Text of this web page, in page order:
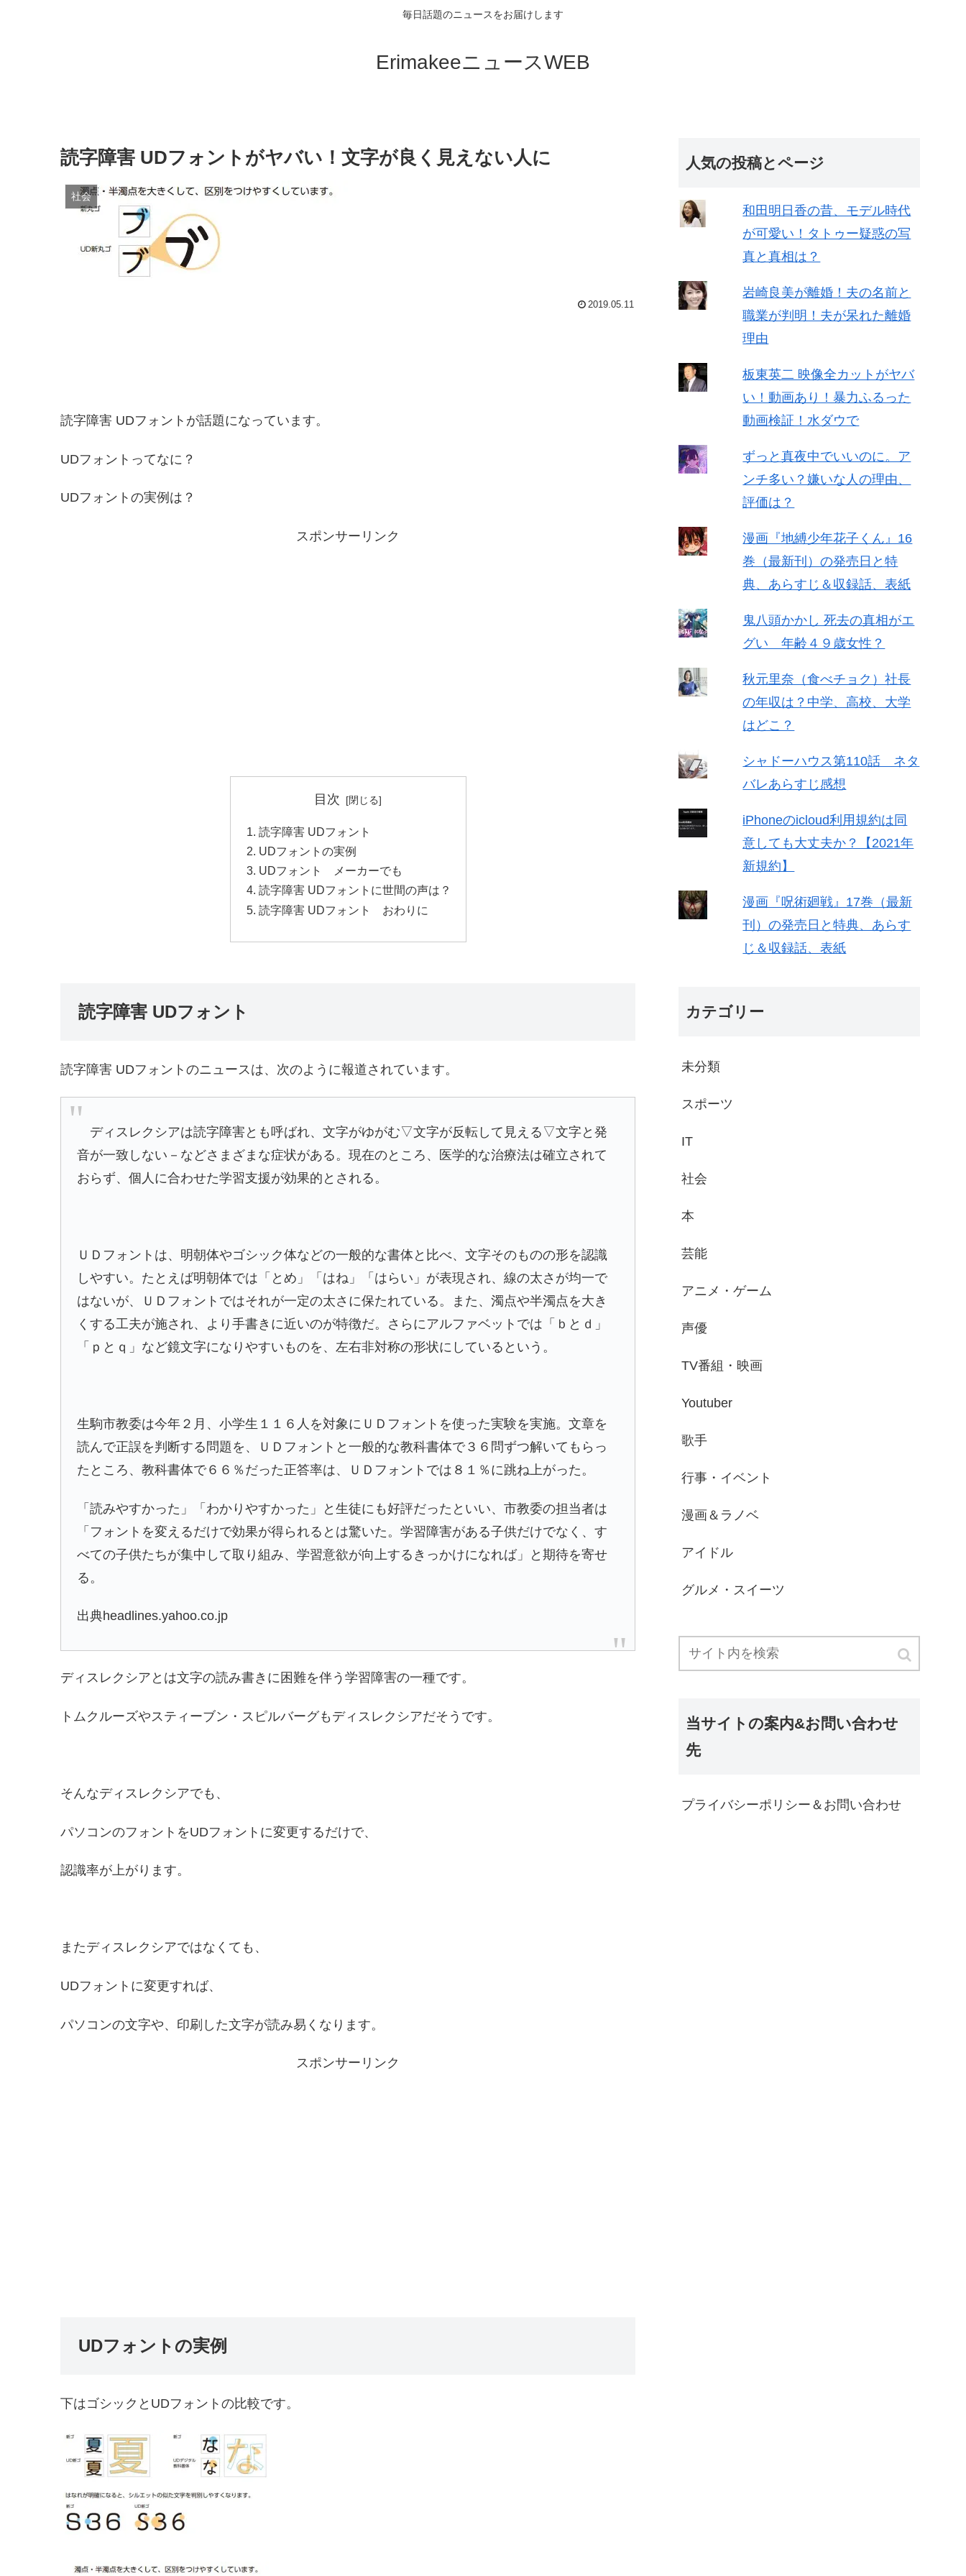
毎日話題のニュースをお届けします
ErimakeeニュースWEB
読字障害 UDフォントがヤバい！文字が良く見えない人に
社会
2019.05.11
読字障害 UDフォントが話題になっています。
UDフォントってなに？
UDフォントの実例は？
スポンサーリンク
目次
読字障害 UDフォント
UDフォントの実例
UDフォント メーカーでも
読字障害 UDフォントに世間の声は？
読字障害 UDフォント おわりに
読字障害 UDフォント
読字障害 UDフォントのニュースは、次のように報道されています。
ディスレクシアは読字障害とも呼ばれ、文字がゆがむ▽文字が反転して見える▽文字と発
音が一致しない－などさまざまな症状がある。現在のところ、医学的な治療法は確立されて
おらず、個人に合わせた学習支援が効果的とされる。
ＵＤフォントは、明朝体やゴシック体などの一般的な書体と比べ、文字そのものの形を認識
しやすい。たとえば明朝体では「とめ」「はね」「はらい」が表現され、線の太さが均一で
はないが、ＵＤフォントではそれが一定の太さに保たれている。また、濁点や半濁点を大き
くする工夫が施され、より手書きに近いのが特徴だ。さらにアルファベットでは「ｂとｄ」
「ｐとｑ」など鏡文字になりやすいものを、左右非対称の形状にしているという。
生駒市教委は今年２月、小学生１１６人を対象にＵＤフォントを使った実験を実施。文章を
読んで正誤を判断する問題を、ＵＤフォントと一般的な教科書体で３６問ずつ解いてもらっ
たところ、教科書体で６６％だった正答率は、ＵＤフォントでは８１％に跳ね上がった。
「読みやすかった」「わかりやすかった」と生徒にも好評だったといい、市教委の担当者は
「フォントを変えるだけで効果が得られるとは驚いた。学習障害がある子供だけでなく、す
べての子供たちが集中して取り組み、学習意欲が向上するきっかけになれば」と期待を寄せ
る。
出典headlines.yahoo.co.jp
ディスレクシアとは文字の読み書きに困難を伴う学習障害の一種です。
トムクルーズやスティーブン・スピルバーグもディスレクシアだそうです。
そんなディスレクシアでも、
パソコンのフォントをUDフォントに変更するだけで、
認識率が上がります。
またディスレクシアではなくても、
UDフォントに変更すれば、
パソコンの文字や、印刷した文字が読み易くなります。
スポンサーリンク
UDフォントの実例
下はゴシックとUDフォントの比較です。
人気の投稿とページ
和田明日香の昔、モデル時代
が可愛い！タトゥー疑惑の写
真と真相は？
岩崎良美が離婚！夫の名前と
職業が判明！夫が呆れた離婚
理由
板東英二 映像全カットがヤバ
い！動画あり！暴力ふるった
動画検証！水ダウで
ずっと真夜中でいいのに。ア
ンチ多い？嫌いな人の理由、
評価は？
漫画『地縛少年花子くん』16
巻（最新刊）の発売日と特
典、あらすじ＆収録話、表紙
鬼八頭かかし 死去の真相がエ
グい 年齢４９歳女性？
秋元里奈（食べチョク）社長
の年収は？中学、高校、大学
はどこ？
シャドーハウス第110話 ネタ
バレあらすじ感想
iPhoneのicloud利用規約は同
意しても大丈夫か？【2021年
新規約】
漫画『呪術廻戦』17巻（最新
刊）の発売日と特典、あらす
じ＆収録話、表紙
カテゴリー
未分類
スポーツ
IT
社会
本
芸能
アニメ・ゲーム
声優
TV番組・映画
Youtuber
歌手
行事・イベント
漫画＆ラノベ
アイドル
グルメ・スイーツ
当サイトの案内&お問い合わせ
先
プライバシーポリシー＆お問い合わせ